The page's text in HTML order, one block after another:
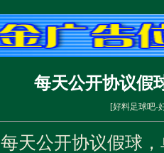
每天公开协议假
[好料足球吧-
每天公开协议假球